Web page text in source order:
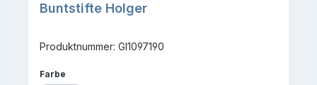
Buntstifte Holger
Produktnummer: GI1097190
Farbe